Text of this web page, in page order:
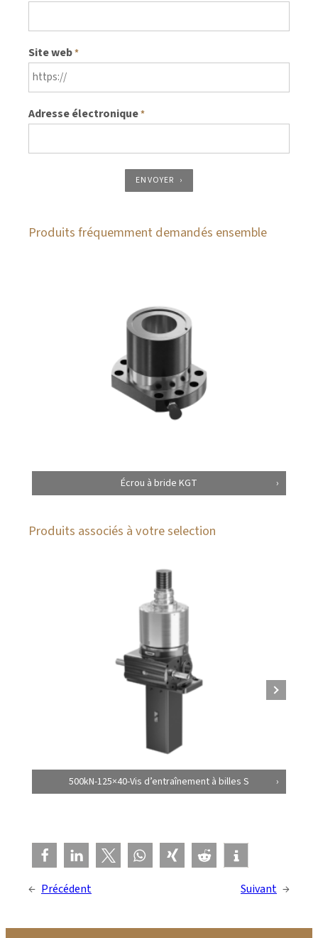
Site web*
Adresse électronique*
ENVOYER
Produits fréquemment demandés ensemble
Écrou à bride KGT
Produits associés à votre selection
500kN-125×40-Vis d’entraînement à billes S
← Précédent Suivant →